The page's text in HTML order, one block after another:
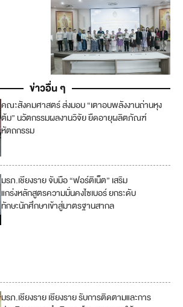
ข่าวอื่น ๆ
คณะสังคมศาสตร์ ส่งมอบ “เตาอบพลังงานถ่านหุง
ต้ม” นวัตกรรมผลงานวิจัย ยืดอายุผลิตภัณฑ์
หัตถกรรม
มรภ.เชียงราย จับมือ “ฟอร์ติเน็ต” เสริม
แกร่งหลักสูตรความมั่นคงไซเบอร์ ยกระดับ
ทักษะนักศึกษาเข้าสู่มาตรฐานสากล
มรภ.เชียงราย เชียงราย รับการติดตามและการ